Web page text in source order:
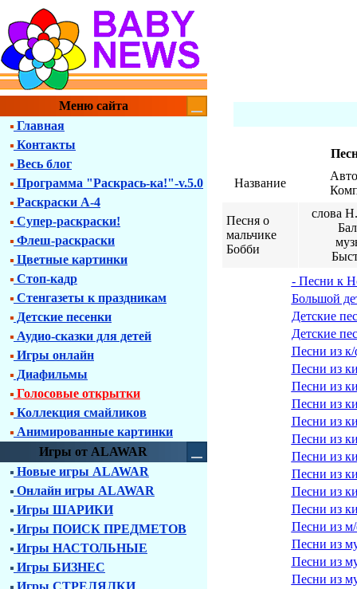
Меню сайта
Главная
Контакты
Весь блог
Программа "Раскрась-ка!"-v.5.0
Раскраски А-4
Супер-раскраски!
Флеш-раскраски
Цветные картинки
Стоп-кадр
Стенгазеты к праздникам
Детские песенки
Аудио-сказки для детей
Игры онлайн
Диафильмы
Голосовые открытки
Коллекция смайликов
Анимированные картинки
Игры от ALAWAR
Новые игры ALAWAR
Онлайн игры ALAWAR
Игры ШАРИКИ
Игры ПОИСК ПРЕДМЕТОВ
Игры НАСТОЛЬНЫЕ
Игры БИЗНЕС
Игры СТРЕЛЯЛКИ
Название
Песня о
мальчике
Бобби
слова
- Песни к
Большой
Детские
Детские
Песни из
Песни из
Песни из
Песни из
Песни из
Песни из
Песни из
Песни из
Песни из
Песни из
Песни из
Песни из
Песни из
Песни из